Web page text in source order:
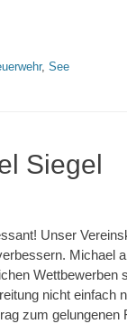
, See
Siegel
Unser
Michael
nicht einfach
zum gelungenen